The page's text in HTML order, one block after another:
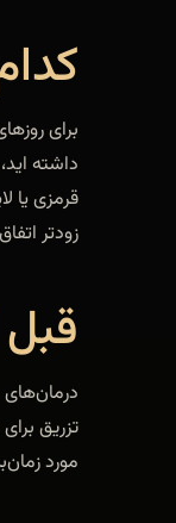
برای
داشته
قرمزی یا
زودتر
درمان‌های
تزریق
مورد